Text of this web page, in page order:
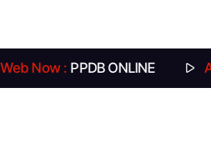
: PPDB ONLINE APK Now